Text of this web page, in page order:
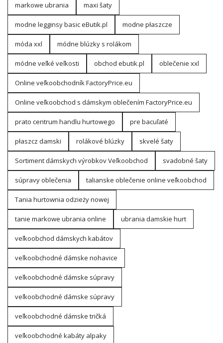
markowe ubrania maxi šaty
modne legginsy basic eButik.pl modne płaszcze
móda xxl módne blúzky s rolákom
módne veľké veľkosti obchod ebutik.pl oblečenie xxl
Online veľkoobchodník FactoryPrice.eu
Online veľkoobchod s dámskym oblečením FactoryPrice.eu
prato centrum handlu hurtowego pre bacuľaté
płaszcz damski rolákové blúzky skvelé šaty
Sortiment dámskych výrobkov Veľkoobchod svadobné šaty
súpravy oblečenia talianske oblečenie online veľkoobchod
Tania hurtownia odzieży nowej
tanie markowe ubrania online ubrania damskie hurt
veľkoobchod dámskych kabátov
veľkoobchodné dámske nohavice
veľkoobchodné dámske súpravy
veľkoobchodné dámske súpravy
veľkoobchodné dámske tričká
veľkoobchodné kabáty alpaky